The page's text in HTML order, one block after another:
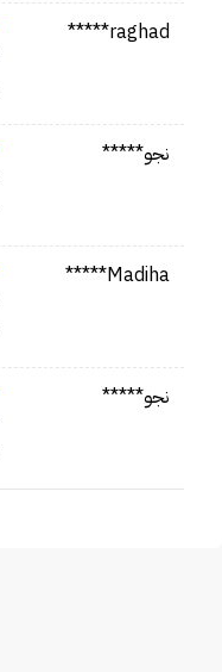
raghad*****
نجو*****
Madiha*****
نجو*****